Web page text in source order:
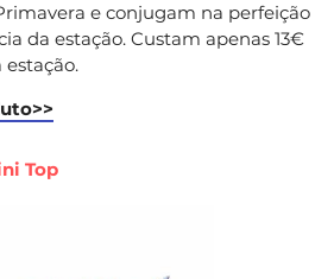
e conjugam na perfeição
da estação. Custam apenas 13€
estação.
Top